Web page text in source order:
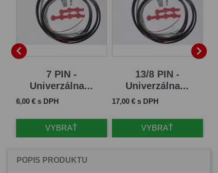

7 PIN -
Univerzálna...
Cena
6,00 € s DPH
VYBRAŤ
13/8 PIN -
Univerzálna...
Cena
17,00 € s DPH
VYBRAŤ

POPIS PRODUKTU